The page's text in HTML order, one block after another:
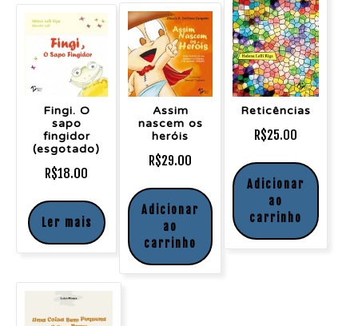
Fingi. O
sapo
fingidor
(esgotado)
R$18.00
Ler mais
Assim
nascem os
heróis
R$29.00
Adicionar
ao
carrinho
Reticências
R$25.00
Adicionar
ao
carrinho